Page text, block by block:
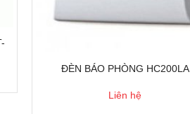
ĐÈN BÁO PHÒNG HC200LA
Liên hệ